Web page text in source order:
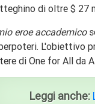
di oltre $ 27
eroe accademico
L'obiettivo
di One for All da
Leggi anche: